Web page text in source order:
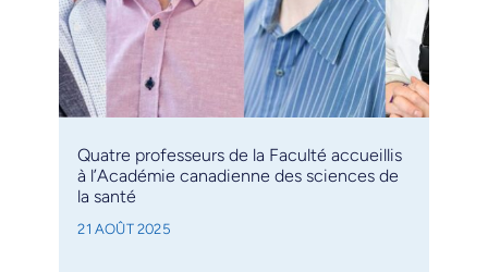
Quatre professeurs de la Faculté accueillis
à l’Académie canadienne des sciences de
la santé
21 AOÛT 2025